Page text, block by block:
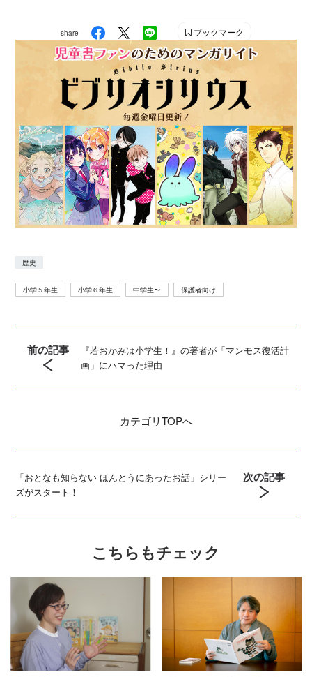
いお話』『ちはやぶる 百人一首恋物語』（いずれも講
談社青い鳥文庫）、『小説 ちはやふる中学生編（全４
巻）』（講談社）ほか多数。日本児童文学者協会、日本
民話の会に所属。
share ブックマーク
歴史
小学５年生 小学６年生 中学生〜 保護者向け
前の記事
『若おかみは小学生！』の著者が「マンモス復活計
画」にハマった理由
カテゴリTOPへ
「おとなも知らない ほんとうにあったお話」シリー
ズがスタート！
次の記事
こちらもチェック